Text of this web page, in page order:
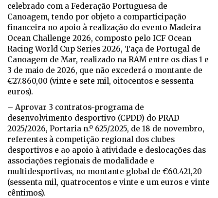
celebrado com a Federação Portuguesa de
Canoagem, tendo por objeto a comparticipação
financeira no apoio à realização do evento Madeira
Ocean Challenge 2026, composto pelo ICF Ocean
Racing World Cup Series 2026, Taça de Portugal de
Canoagem de Mar, realizado na RAM entre os dias 1 e
3 de maio de 2026, que não excederá o montante de
€27.860,00 (vinte e sete mil, oitocentos e sessenta
euros).
– Aprovar 3 contratos-programa de
desenvolvimento desportivo (CPDD) do PRAD
2025/2026, Portaria n.º 625/2025, de 18 de novembro,
referentes à competição regional dos clubes
desportivos e ao apoio à atividade e deslocações das
associações regionais de modalidade e
multidesportivas, no montante global de €60.421,20
(sessenta mil, quatrocentos e vinte e um euros e vinte
cêntimos).